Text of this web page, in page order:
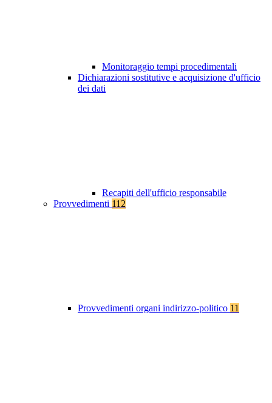
Monitoraggio tempi procedimentali
Dichiarazioni sostitutive e acquisizione d'ufficio
dei dati
Recapiti dell'ufficio responsabile
Provvedimenti 112
Provvedimenti organi indirizzo-politico 11